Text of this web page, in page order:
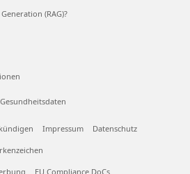
(RAG)?
Impressum Datenschutz
EU Compliance DoCs